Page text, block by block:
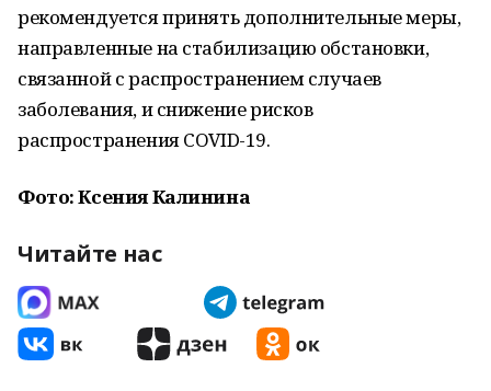
рекомендуется принять дополнительные меры,
направленные на стабилизацию обстановки,
связанной с распространением случаев
заболевания, и снижение рисков
распространения COVID-19.
Фото: Ксения Калинина
Читайте нас